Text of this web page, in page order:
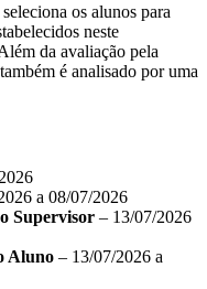
os alunos para
neste
da avaliação pela
é analisado por uma
a 08/07/2026
Supervisor – 13/07/2026
Aluno – 13/07/2026 a